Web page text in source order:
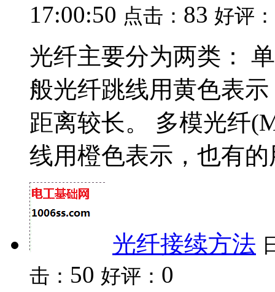
17:00:50 点击： 83 好评：
光纤主要分为两类：
般光纤跳线用黄色表
距离较长。 多模光纤
线用橙色表示，也有
光纤接续方法
击： 50 好评： 0